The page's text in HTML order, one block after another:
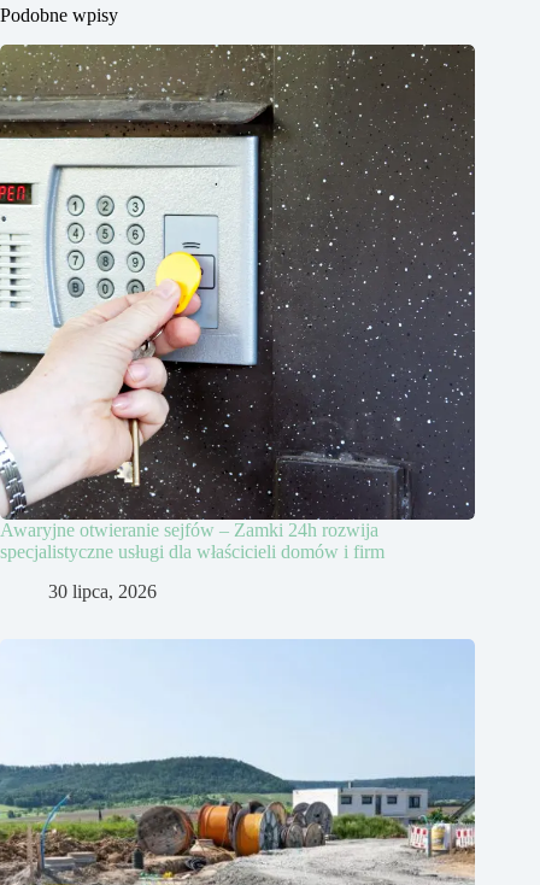
Podobne wpisy
Awaryjne otwieranie sejfów – Zamki 24h rozwija
specjalistyczne usługi dla właścicieli domów i firm
30 lipca, 2026